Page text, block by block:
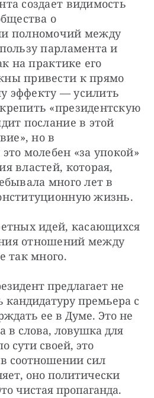
создает видимость
о
полномочий между
парламента и
на практике его
привести к прямо
эффекту — усилить
«президентскую
послание в этой
но в
молебен «за упокой»
властей, которая,
много лет в
жизнь.
идей, касающихся
отношений между
так много.
предлагает не
кандидатуру премьера с
ее в Думе. Это не
в слова, ловушка для
сути своей, это
соотношении сил
оно политически
чистая пропаганда.